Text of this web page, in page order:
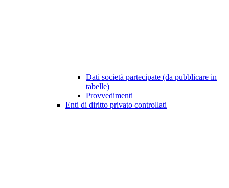
Dati società partecipate (da pubblicare in
tabelle)
Provvedimenti
Enti di diritto privato controllati